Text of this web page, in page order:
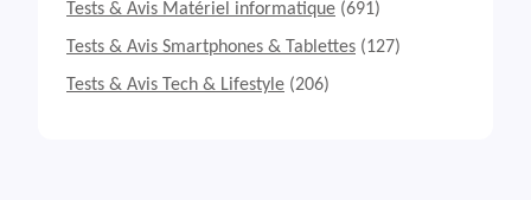
Tests & Avis Matériel informatique (691)
Tests & Avis Smartphones & Tablettes (127)
Tests & Avis Tech & Lifestyle (206)